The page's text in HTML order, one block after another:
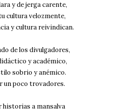
y de jerga carente,
cultura velozmente,
y cultura reivindican.
de los divulgadores,
y académico,
sobrio y anémico.
un poco trovadores.
historias a mansalva